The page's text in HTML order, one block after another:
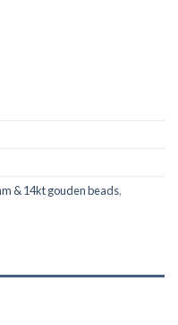
& 14kt gouden beads,